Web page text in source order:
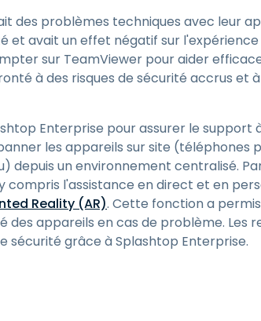
des problèmes techniques avec leur
et avait un effet négatif sur l'expérience
sur TeamViewer pour aider
à des risques de sécurité accrus et
Enterprise pour assurer le
les appareils sur site (téléphones
depuis un environnement centralisé.
compris l'assistance en direct et en
Reality (AR). Cette fonction a
des appareils en cas de problème. Les
sécurité grâce à Splashtop Enterprise.